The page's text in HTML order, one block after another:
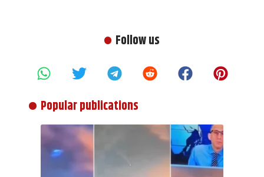
Follow us
Popular publications